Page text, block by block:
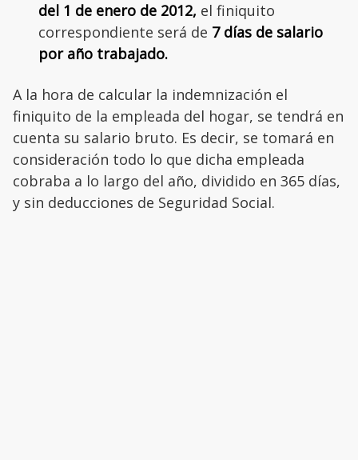
del 1 de enero de 2012, el finiquito
correspondiente será de 7 días de salario
por año trabajado.
A la hora de calcular la indemnización el
finiquito de la empleada del hogar, se tendrá en
cuenta su salario bruto. Es decir, se tomará en
consideración todo lo que dicha empleada
cobraba a lo largo del año, dividido en 365 días,
y sin deducciones de Seguridad Social.